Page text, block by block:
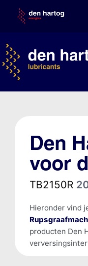
content
Den
voor
TB2150R
Hieronder vind
producten Den